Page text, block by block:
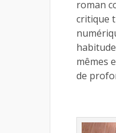
roman
critique
mêmes
de